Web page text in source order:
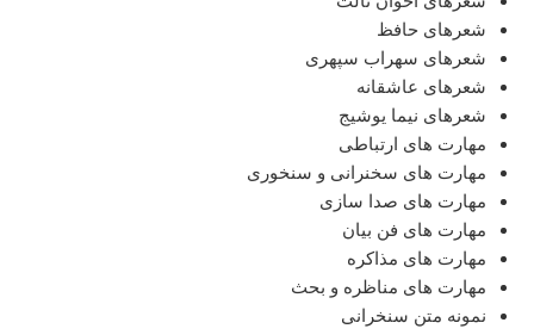
شعرهای حافظ
شعرهای سهراب سپهری
شعرهای عاشقانه
شعرهای نیما یوشیج
مهارت های ارتباطی
مهارت های سخنرانی و سنخوری
مهارت های صدا سازی
مهارت های فن بیان
مهارت های مذاکره
مهارت های مناظره و بحث
نمونه متن سنخرانی